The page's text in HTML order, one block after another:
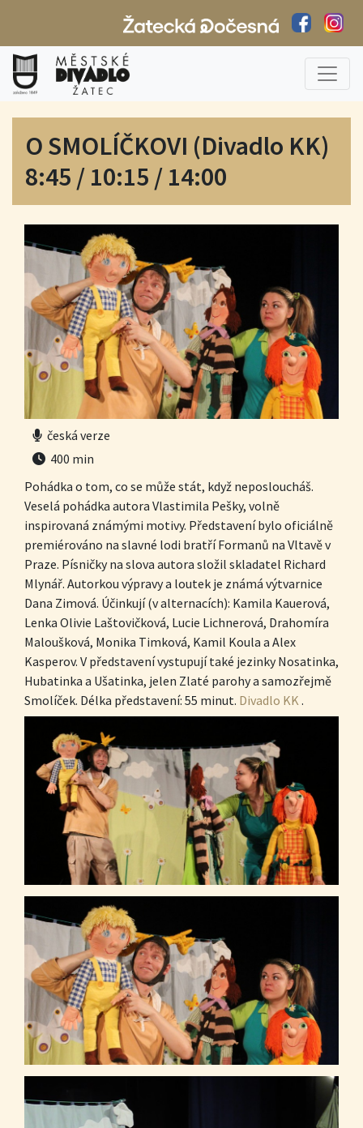
O SMOLÍČKOVI (Divadlo KK)
8:45 / 10:15 / 14:00
česká verze
400 min
Pohádka o tom, co se může stát, když neposloucháš.
Veselá pohádka autora Vlastimila Pešky, volně
inspirovaná známými motivy. Představení bylo oficiálně
premiérováno na slavné lodi bratří Formanů na Vltavě v
Praze. Písničky na slova autora složil skladatel Richard
Mlynář. Autorkou výpravy a loutek je známá výtvarnice
Dana Zimová. Účinkují (v alternacích): Kamila Kauerová,
Lenka Olivie Laštovičková, Lucie Lichnerová, Drahomíra
Maloušková, Monika Timková, Kamil Koula a Alex
Kasperov. V představení vystupují také jezinky Nosatinka,
Hubatinka a Ušatinka, jelen Zlaté parohy a samozřejmě
Smolíček. Délka představení: 55 minut. Divadlo KK.